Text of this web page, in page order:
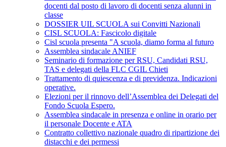
docenti dal posto di lavoro di docenti senza alunni in
classe
DOSSIER UIL SCUOLA sui Convitti Nazionali
CISL SCUOLA: Fascicolo digitale
Cisl scuola presenta "A scuola, diamo forma al futuro
Assemblea sindacale ANIEF
Seminario di formazione per RSU, Candidati RSU,
TAS e delegati della FLC CGIL Chieti
Trattamento di quiescenza e di previdenza. Indicazioni
operative.
Elezioni per il rinnovo dell’Assemblea dei Delegati del
Fondo Scuola Espero.
Assemblea sindacale in presenza e online in orario per
il personale Docente e ATA
Contratto collettivo nazionale quadro di ripartizione dei
distacchi e dei permessi